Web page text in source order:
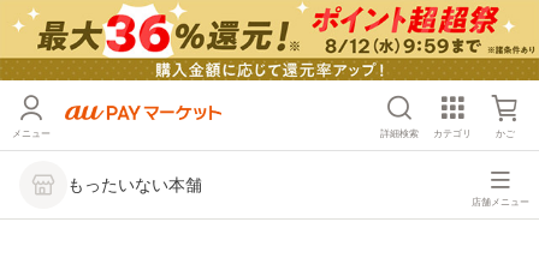
メニュー 詳細検索 カテゴリ かご
もったいない本舗
店舗メニュー